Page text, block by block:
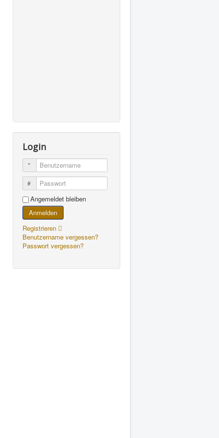
Login
Benutzername
Passwort
Angemeldet bleiben
Anmelden
Registrieren
Benutzername vergessen?
Passwort vergessen?